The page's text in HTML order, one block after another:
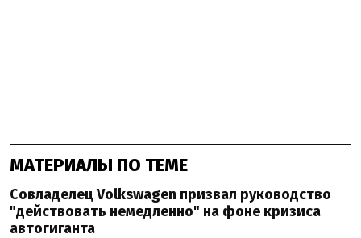
МАТЕРИАЛЫ ПО ТЕМЕ
Совладелец Volkswagen призвал руководство
"действовать немедленно" на фоне кризиса
автогиганта